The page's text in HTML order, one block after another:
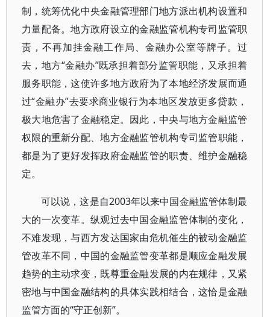
制，统筹优化中央金融管理部门地方派出机构设置和
力量配备。地方政府设立的金融监管机构专司监管职
责，不再加挂金融工作局、金融办公室等牌子。过
去，地方“金融办”既承担着部分监管职能，又承担着
服务职能，这使许多地方政府为了本地经济发展而通
过“金融办”去要求商业银行为本地区发放更多贷款，
极大地危害了金融稳定。因此，中央与地方金融监管
权限的重新分配、地方金融监管机构专司监管职能，
都是为了更好发挥政府金融监管的职责、维护金融稳
定。
可以说，这是自2003年以来中国金融监管体制最
大的一次变革。纵观过去中国金融监管体制的变化，
不难发现，与西方发达国家由危机催生的被动金融监
管改革不同，中国的金融监管变革都是顺应金融发展
趋势的主动求变，既尊重金融发展的内在规律，又紧
密地与中国金融结构的具体实践相结合，这恰是金融
监管方面的“守正创新”。